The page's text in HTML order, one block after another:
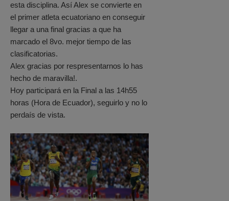
esta disciplina. Así Alex se convierte en
el primer atleta ecuatoriano en conseguir
llegar a una final gracias a que ha
marcado el 8vo. mejor tiempo de las
clasificatorias.
Alex gracias por respresentarnos lo has
hecho de maravilla!.
Hoy participará en la Final a las 14h55
horas (Hora de Ecuador), seguirlo y no lo
perdaís de vista.